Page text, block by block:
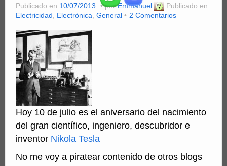
MiniSFX
Servicios
PDFs
Videos
Publicado en 10/07/2013 porEmmanuel
Publicado en
Electricidad
Electrónica General 2 Comentarios
Hoy 10 de julio es el aniversario del nacimiento
del gran científico, ingeniero, descubridor e
inventor Nikola Tesla
No me voy a piratear contenido de otros blogs